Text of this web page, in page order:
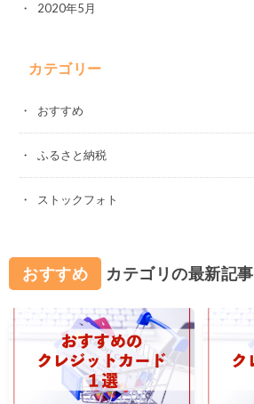
2020年5月
カテゴリー
おすすめ
ふるさと納税
ストックフォト
おすすめ カテゴリの最新記事